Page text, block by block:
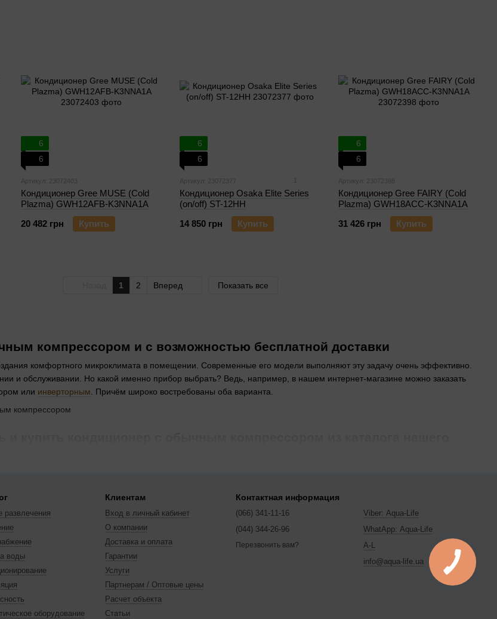
компрессором и с возможностью бесплатной доставки
комфортного микроклимата в помещении. Современные его модели выполняют эту задачу очень эффективно.
и обслуживании. Но какой именно прибор выбрать? Ведь, например, в нашем интернет-магазине можно заказать
или инверторным . Причём широко востребованы оба варианта.
требуемую температуру, после чего выключаюсь. Инверторные устройства действуют несколько иначе. По
является
кондиционер с обычным компрессором. Ценана него ниже, чем на инверторные аналоги. И это еще не
с неинверторным компрессором?
рассчитывают на быстрое осуществление обогрева или охлаждения воздуха в помещении. Эту задачу и выполняет
система функционирует следующим образом:
6
6
Артикул: 23072403
Кондиционер Gree MUSE (Cold
Plazma) GWH12AFB-K3NNA1A
20 482 грн
Купить
6
6
Артикул: 23072377
Кондиционер Osaka Elite Series
(on/off) ST-12HH
14 850 грн
Купить
6
6
Артикул: 23072398
Кондиционер Gree FAIRY (Cold
Plazma) GWH18ACC-K3NNA1A
31 426 грн
Купить
1 2 Вперед Показать все
развлечения
воды
оборудование
Клиентам
Вход в личный кабинет
О компании
Доставка и оплата
Гарантии
Услуги
Партнерам / Оптовые цены
Расчет объекта
Статьи
Контактная информация
(066) 341-11-16
(044) 344-26-96
Перезвонить вам?
Viber: Aqua-Life
WhatApp: Aqua-Life
A-L
info@aqua-life.ua